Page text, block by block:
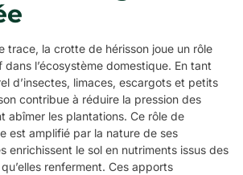
trace, la crotte de hérisson joue un rôle
l’écosystème domestique. En tant
d’insectes, limaces, escargots et petits
contribue à réduire la pression des
abîmer les plantations. Ce rôle de
est amplifié par la nature de ses
enrichissent le sol en nutriments issus des
renferment. Ces apports